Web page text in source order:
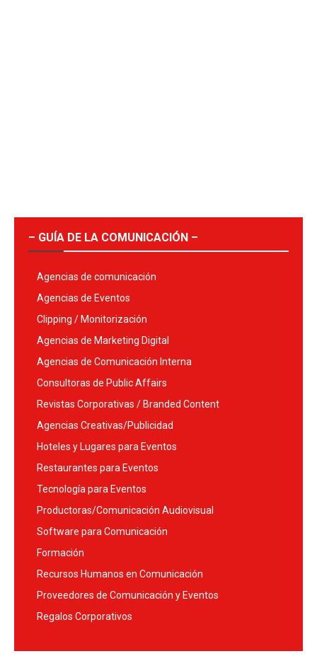
– GUÍA DE LA COMUNICACIÓN –
Agencias de comunicación
Agencias de Eventos
Clipping / Monitorización
Agencias de Marketing Digital
Agencias de Comunicación Interna
Consultoras de Public Affairs
Revistas Corporativas / Branded Content
Agencias Creativas/Publicidad
Hoteles y Lugares para Eventos
Restaurantes para Eventos
Tecnología para Eventos
Productoras/Comunicación Audiovisual
Software para Comunicación
Formación
Recursos Humanos en Comunicación
Proveedores de Comunicación y Eventos
Regalos Corporativos